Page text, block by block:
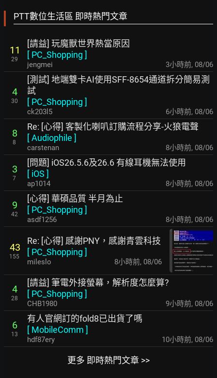
PTT數位生活區 即時熱門文章
11
29
[請益] 玩魔獸世界熱當原因
[ PC_Shopping ]
jengmei 3小時前, 08/06
4
30
[測試] 地端雙卡AI使用SFF-8654通道拆分簡易測
試
[ PC_Shopping ]
ck203l5 6小時前, 08/06
8
8
Re: [心得] 客製化喇叭訂購流程分享-火狼電聲
[Audiophile ]
carstenan 8小時前, 08/06
3
7
[問題] iOS26.5.6及26.6 有線耳機無法使用
[ iOS ]
ap1014 8小時前, 08/06
9
42
[心得] 華碩品質 半月為止
[ PC_Shopping ]
asdf1256 8小時前, 08/06
43
155
Re: [心得] 感謝PNY，感謝青雲科技
[ PC_Shopping ]
mileslo 8小時前, 08/06
4
28
[請益] 筆電外接螢幕，解析度怎麼算?
[ PC_Shopping ]
CHB1980 9小時前, 08/06
6
13
有人官網訂的fold8已出貨了嗎
[ MobileComm ]
hdf87ery 10小時前, 08/06
更多 即時熱門文章 >>